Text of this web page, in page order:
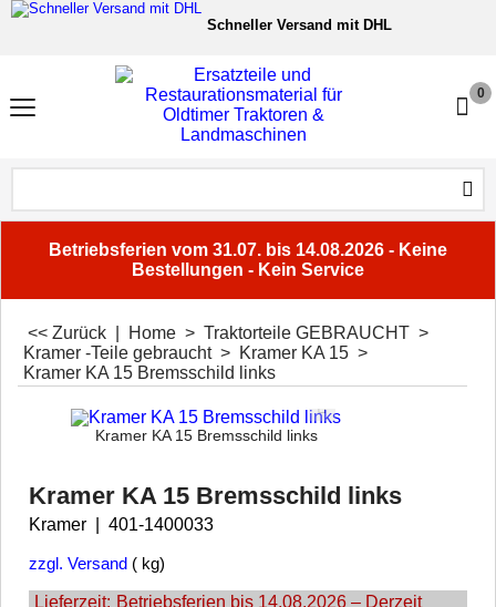
Schneller Versand mit DHL
6.000+ Ersatzteile für
Sichere Zahlung
0
Betriebsferien vom 31.07. bis 14.08.2026 - Keine
Bestellungen - Kein Service
<< Zurück Home > Traktorteile GEBRAUCHT >
Kramer -Teile gebraucht> Kramer KA 15 >
Kramer KA 15 Bremsschild links
Kramer KA 15 Bremsschild links
Kramer KA 15 Bremsschild links
Kramer 401-1400033
zzgl. Versand kg
Lieferzeit: Betriebsferien bis 14.08.2026 – Derzeit